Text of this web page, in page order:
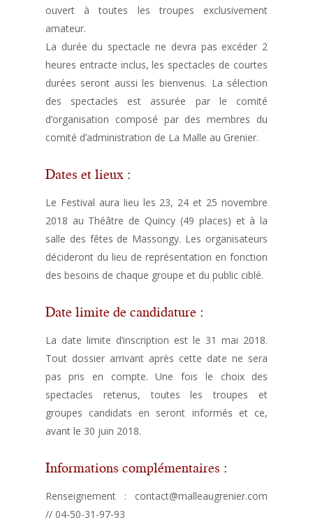
ouvert à toutes les troupes exclusivement
amateur.
La durée du spectacle ne devra pas excéder 2
heures entracte inclus, les spectacles de courtes
durées seront aussi les bienvenus. La sélection
des spectacles est assurée par le comité
d’organisation composé par des membres du
comité d’administration de La Malle au Grenier.
Dates et lieux :
Le Festival aura lieu les 23, 24 et 25 novembre
2018 au Théâtre de Quincy (49 places) et à la
salle des fêtes de Massongy. Les organisateurs
décideront du lieu de représentation en fonction
des besoins de chaque groupe et du public ciblé.
Date limite de candidature :
La date limite d’inscription est le 31 mai 2018.
Tout dossier arrivant après cette date ne sera
pas pris en compte. Une fois le choix des
spectacles retenus, toutes les troupes et
groupes candidats en seront informés et ce,
avant le 30 juin 2018.
Informations complémentaires :
Renseignement : contact@malleaugrenier.com
// 04-50-31-97-93